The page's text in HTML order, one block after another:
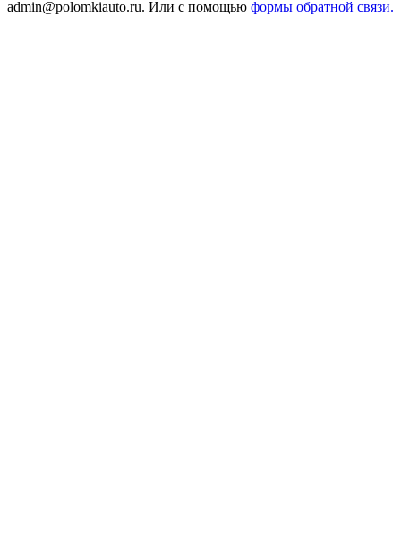
admin@polomkiauto.ru. Или с помощью формы обратной связи.